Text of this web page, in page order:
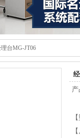
台MG-JT06